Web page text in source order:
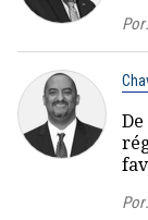
Por:
Por: